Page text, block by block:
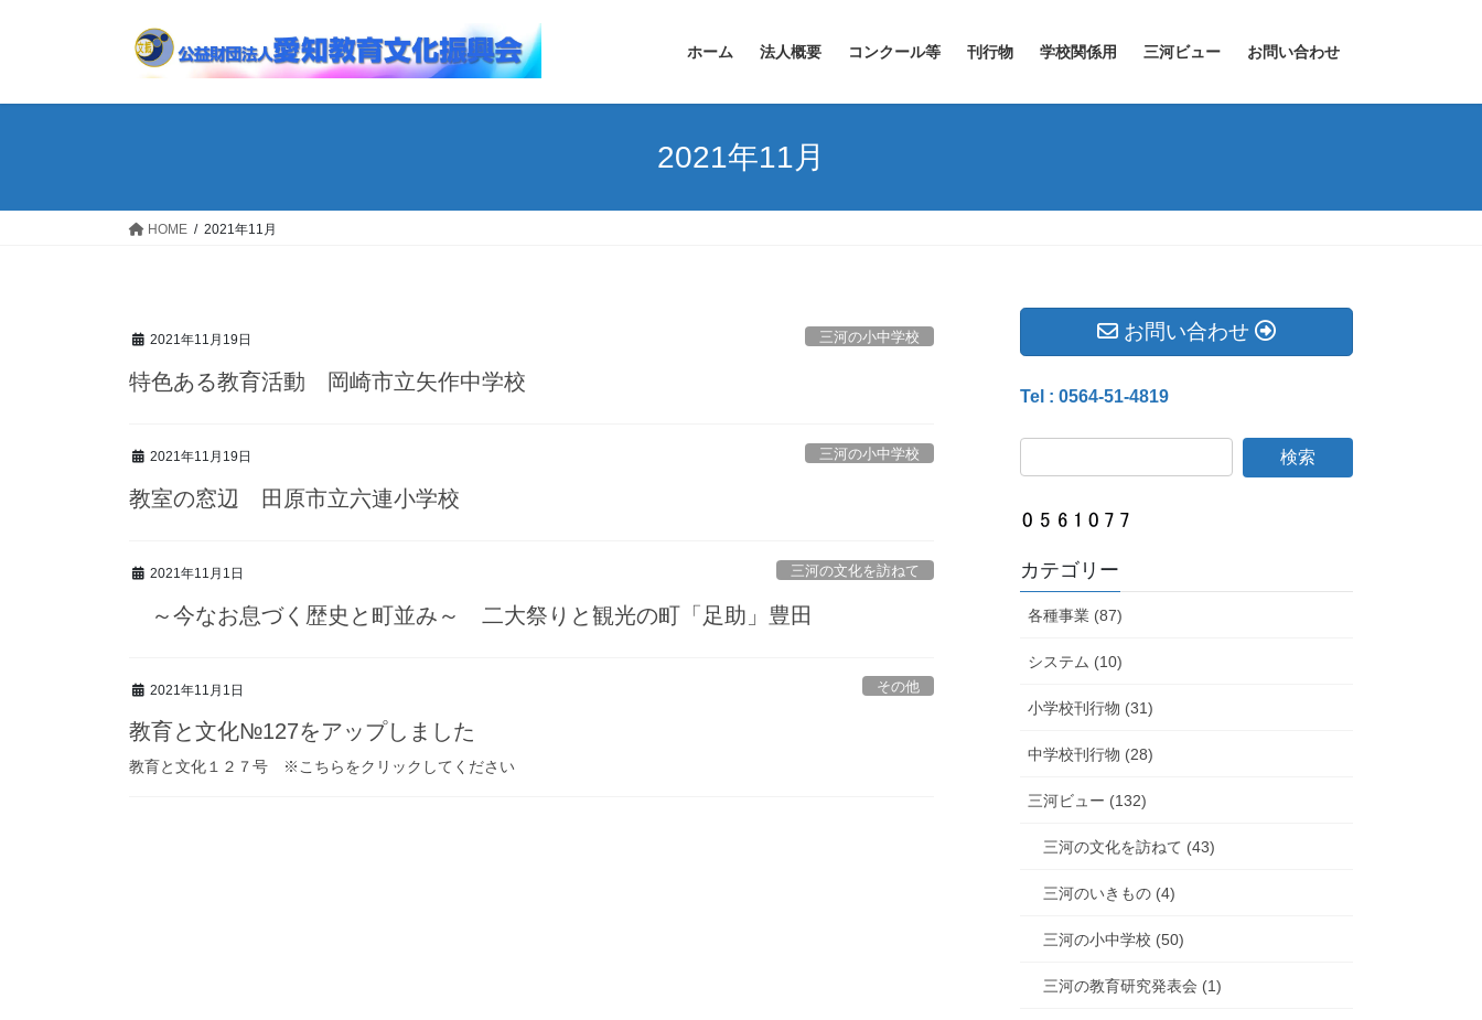
ホーム 法人概要 コンクール等 刊行物 学校関係用 三河ビュー お問い合わせ
2021年11月
HOME 2021年11月
2021年11月19日 三河の小中学校
特色ある教育活動 岡崎市立矢作中学校
2021年11月19日 三河の小中学校
教室の窓辺 田原市立六連小学校
2021年11月1日 三河の文化を訪ねて
～今なお息づく歴史と町並み～ 二大祭りと観光の町「足助」豊田
2021年11月1日 その他
教育と文化№127をアップしました
教育と文化１２７号 ※こちらをクリックしてください
お問い合わせ
Tel : 0564-51-4819
カテゴリー
各種事業 (87)
システム (10)
小学校刊行物 (31)
中学校刊行物 (28)
三河ビュー (132)
三河の文化を訪ねて (43)
三河のいきもの (4)
三河の小中学校 (50)
三河の教育研究発表会 (1)